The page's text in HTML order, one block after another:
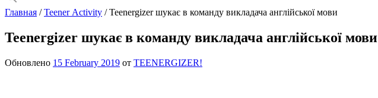
Главная /Teener Activity / Teenergizer шукає в команду викладача англійської мови
Teenergizer шукає в команду викладача англійської мови
Обновлено 15 February 2019 от TEENERGIZER!